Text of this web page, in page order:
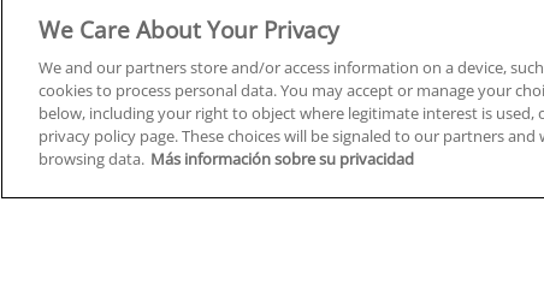
Cursos en A Coruña
Cursos en Albacete
Cursos en Alicante
Cursos en Almería
Cursos en Araba/Álava
Cursos en Badajoz
Cursos
Cursos
Cursos
We Care About Your Privacy
We and our partners store and/or access information on a device,
cookies to process personal data. You may accept or manage your
below, including your right to object where legitimate interest is used,
privacy policy page. These choices will be signaled to our partners
browsing data. Más información sobre su privacidad